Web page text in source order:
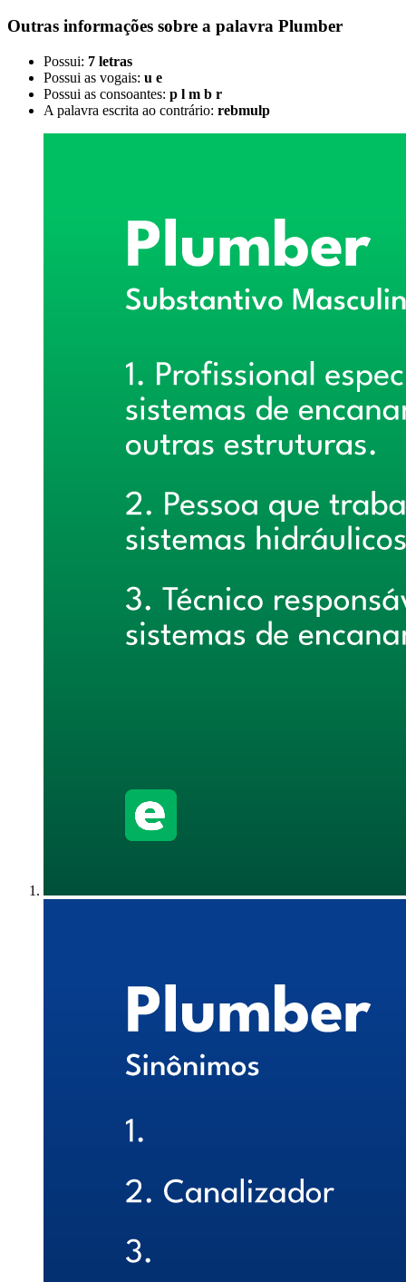
Outras informações sobre a palavra Plumber
Possui: 7 letras
Possui as vogais: u e
Possui as consoantes: p l m b r
A palavra escrita ao contrário: rebmulp